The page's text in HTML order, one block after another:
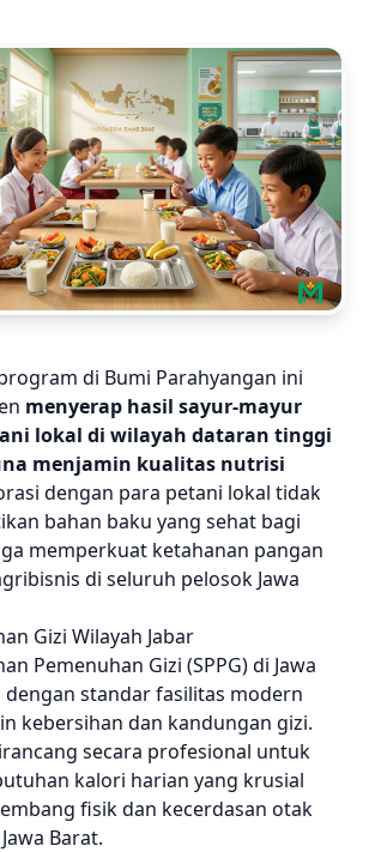
di Bumi Parahyangan ini
menyerap hasil sayur-mayur
lokal di wilayah dataran tinggi
menjamin kualitas nutrisi
dengan para petani lokal tidak
bahan baku yang sehat bagi
memperkuat ketahanan pangan
di seluruh pelosok Jawa
Gizi Wilayah Jabar
Pemenuhan Gizi (SPPG) di Jawa
standar fasilitas modern
kebersihan dan kandungan gizi.
secara profesional untuk
kalori harian yang krusial
fisik dan kecerdasan otak
Barat.